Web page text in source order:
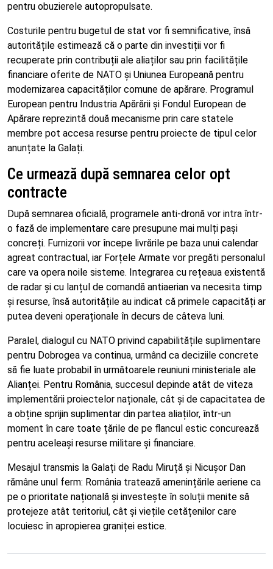
pentru obuzierele autopropulsate.
Costurile pentru bugetul de stat vor fi semnificative, însă
autoritățile estimează că o parte din investiții vor fi
recuperate prin contribuții ale aliaților sau prin facilitățile
financiare oferite de NATO și Uniunea Europeană pentru
modernizarea capacităților comune de apărare. Programul
European pentru Industria Apărării și Fondul European de
Apărare reprezintă două mecanisme prin care statele
membre pot accesa resurse pentru proiecte de tipul celor
anunțate la Galați.
Ce urmează după semnarea celor opt
contracte
După semnarea oficială, programele anti-dronă vor intra într-
o fază de implementare care presupune mai mulți pași
concreți. Furnizorii vor începe livrările pe baza unui calendar
agreat contractual, iar Forțele Armate vor pregăti personalul
care va opera noile sisteme. Integrarea cu rețeaua existentă
de radar și cu lanțul de comandă antiaerian va necesita timp
și resurse, însă autoritățile au indicat că primele capacități ar
putea deveni operaționale în decurs de câteva luni.
Paralel, dialogul cu NATO privind capabilitățile suplimentare
pentru Dobrogea va continua, urmând ca deciziile concrete
să fie luate probabil în următoarele reuniuni ministeriale ale
Alianței. Pentru România, succesul depinde atât de viteza
implementării proiectelor naționale, cât și de capacitatea de
a obține sprijin suplimentar din partea aliaților, într-un
moment în care toate țările de pe flancul estic concurează
pentru aceleași resurse militare și financiare.
Mesajul transmis la Galați de Radu Miruță și Nicușor Dan
rămâne unul ferm: România tratează amenințările aeriene ca
pe o prioritate națională și investește în soluții menite să
protejeze atât teritoriul, cât și viețile cetățenilor care
locuiesc în apropierea graniței estice.